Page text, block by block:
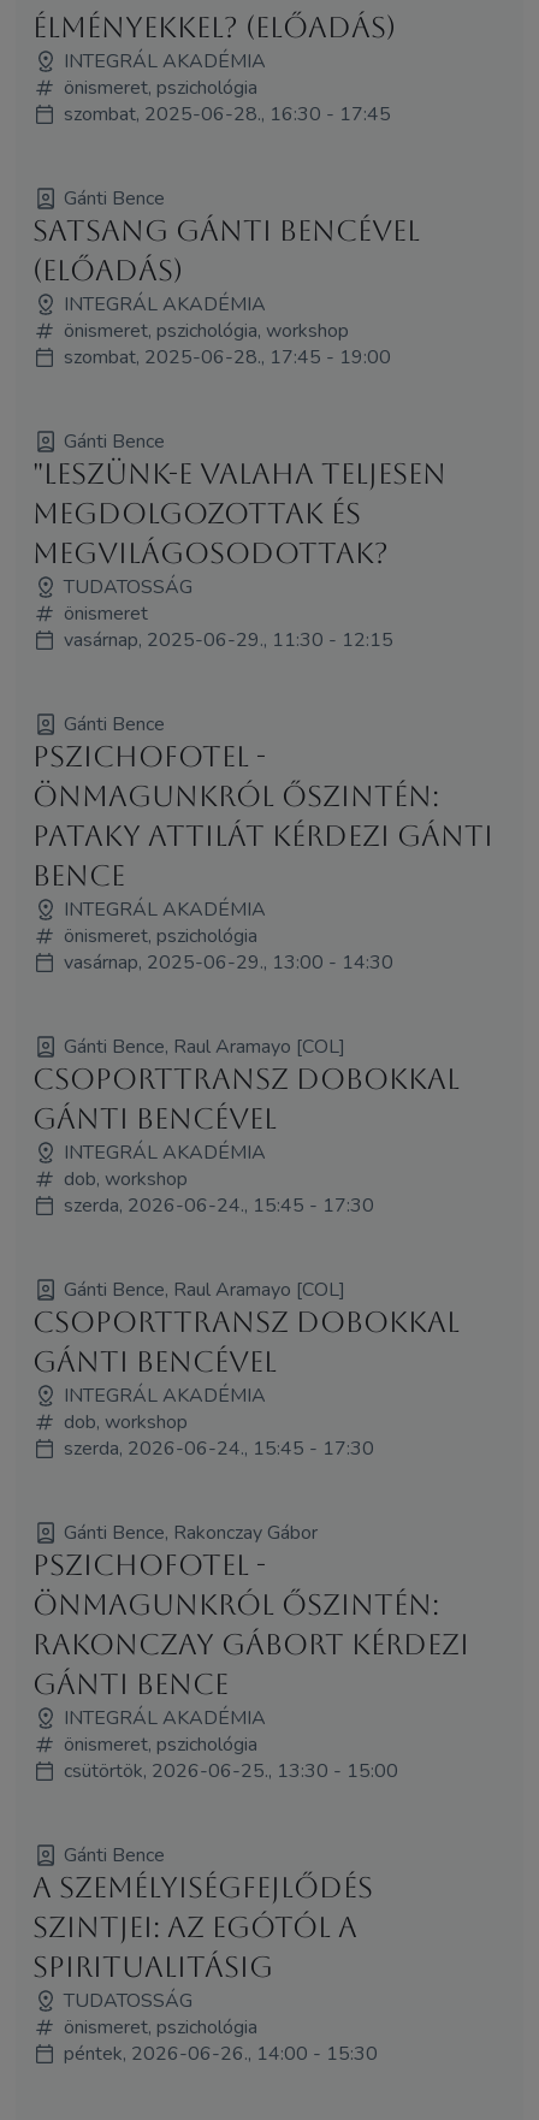
élményekkel? (Előadás)
INTEGRÁL AKADÉMIA
önismeret, pszichológia
szombat, 2025-06-28., 16:30 - 17:45
Gánti Bence
Satsang Gánti Bencével
(Előadás)
INTEGRÁL AKADÉMIA
önismeret, pszichológia, workshop
szombat, 2025-06-28., 17:45 - 19:00
Gánti Bence
"Leszünk-e valaha teljesen
megdolgozottak és
megvilágosodottak?
TUDATOSSÁG
önismeret
vasárnap, 2025-06-29., 11:30 - 12:15
Gánti Bence
Pszichofotel -
Önmagunkról őszintén:
Pataky Attilát kérdezi Gánti
Bence
INTEGRÁL AKADÉMIA
önismeret, pszichológia
vasárnap, 2025-06-29., 13:00 - 14:30
Gánti Bence, Raul Aramayo [COL]
Csoporttransz Dobokkal
Gánti Bencével
INTEGRÁL AKADÉMIA
dob, workshop
szerda, 2026-06-24., 15:45 - 17:30
Gánti Bence, Raul Aramayo [COL]
Csoporttransz Dobokkal
Gánti Bencével
INTEGRÁL AKADÉMIA
dob, workshop
szerda, 2026-06-24., 15:45 - 17:30
Gánti Bence, Rakonczay Gábor
Pszichofotel -
Önmagunkról őszintén:
Rakonczay Gábort kérdezi
Gánti Bence
INTEGRÁL AKADÉMIA
önismeret, pszichológia
csütörtök, 2026-06-25., 13:30 - 15:00
Gánti Bence
A személyiségfejlődés
szintjei: az egótól a
spiritualitásig
TUDATOSSÁG
önismeret, pszichológia
péntek, 2026-06-26., 14:00 - 15:30